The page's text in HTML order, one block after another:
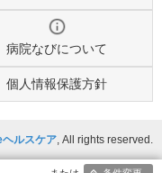
病院なびについて
個人情報保護方針
ルスケア, All rights reserved.